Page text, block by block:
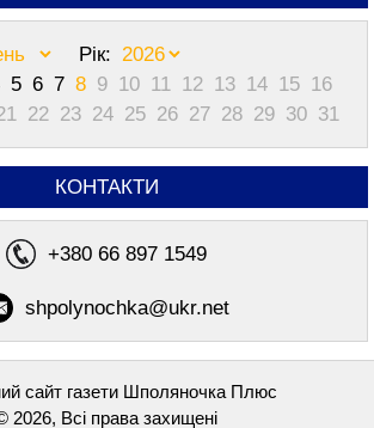
Рік:
5 6 7 8 9 10 11 12 13 14 15 16
22 23 24 25 26 27 28 29 30 31
КОНТАКТИ
+380 66 897 1549
shpolynochka@ukr.net
сайт газети Шполяночка Плюс
2026, Всі права захищені